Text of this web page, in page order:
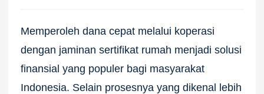
Memperoleh dana cepat melalui koperasi
dengan jaminan sertifikat rumah menjadi solusi
finansial yang populer bagi masyarakat
Indonesia. Selain prosesnya yang dikenal lebih